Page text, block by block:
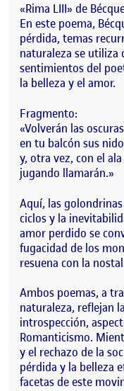
«Rima LIII» de
En este poema,
pérdida, temas
naturaleza se utiliza
sentimientos del
la belleza y el amor.
Fragmento:
«Volverán las
en tu balcón sus
y, otra vez, con el
jugando llamarán.»
Aquí, las
ciclos y la
amor perdido se
fugacidad de los
resuena con la
Ambos poemas, a
naturaleza, reflejan
introspección,
Romanticismo.
y el rechazo de la
pérdida y la belleza
facetas de este